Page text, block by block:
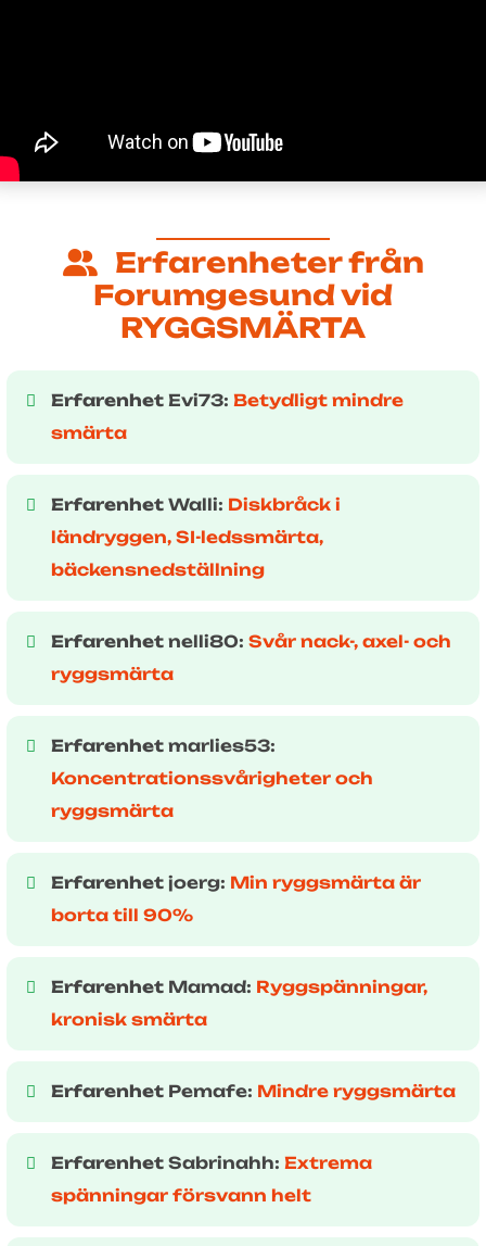
Erfarenheter från
Forumgesund vid
RYGGSMÄRTA
Erfarenhet Evi73:Betydligt mindre
smärta
Erfarenhet Walli: Diskbråck i
ländryggen, SI-ledssmärta,
bäckensnedställning
Erfarenhet nelli80:Svår nack-, axel- och
ryggsmärta
Erfarenhet marlies53:
Koncentrationssvårigheter och
ryggsmärta
Erfarenhet joerg: Min ryggsmärta är
borta till 90%
Erfarenhet Mamad: Ryggspänningar,
kronisk smärta
Erfarenhet Pemafe: Mindre ryggsmärta
Erfarenhet Sabrinahh:Extrema
spänningar försvann helt